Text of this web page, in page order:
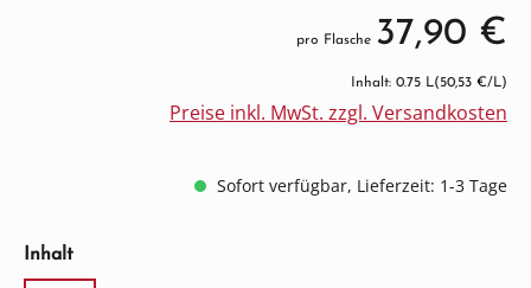
pro Flasche 37,90 €
Inhalt: 0.75 L(50,53 €/L)
Preise inkl. MwSt. zzgl. Versandkosten
Sofort verfügbar, Lieferzeit: 1-3 Tage
Inhaltauswählen